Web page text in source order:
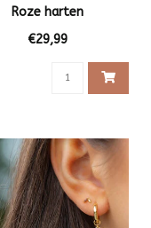
Roze harten
€29,99